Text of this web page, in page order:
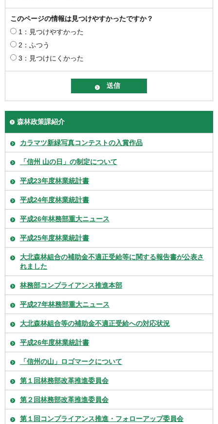
このページの情報は見つけやすかったですか？
1：見つけやすかった
2：ふつう
3：見つけにくかった
森林政策課紹介
カラマツ新緑写真コンテストの入賞作品
「信州 山の日」の制定について
平成23年度林業統計書
平成24年度林業統計書
平成26年林務部重大ニュース
平成25年度林業統計書
大北森林組合の補助金不適正受給等に関する報告書が公表さ
れました
林務部コンプライアンス推進本部
平成27年林務部重大ニュース
大北森林組合等の補助金不適正受給への対応状況
平成26年度林業統計書
「信州の山」ロゴマークについて
第１回林務部改革推進委員会
第２回林務部改革推進委員会
第１回コンプライアンス推進・フォローアップ委員会